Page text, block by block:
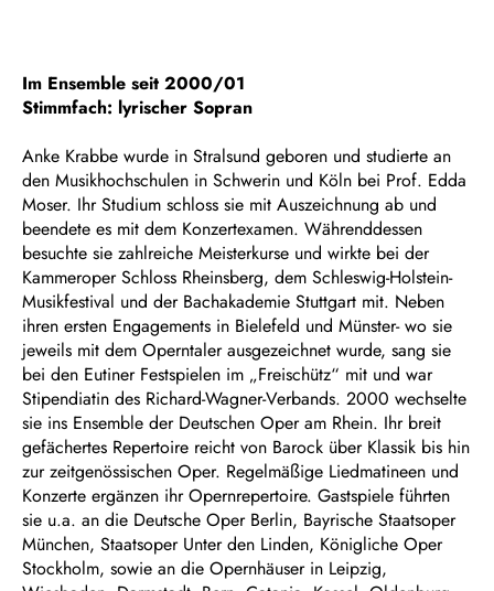
Im Ensemble seit 2000/01
Stimmfach: lyrischer Sopran
Anke Krabbe wurde in Stralsund geboren und studierte an
den Musikhochschulen in Schwerin und Köln bei Prof. Edda
Moser. Ihr Studium schloss sie mit Auszeichnung ab und
beendete es mit dem Konzertexamen. Währenddessen
besuchte sie zahlreiche Meisterkurse und wirkte bei der
Kammeroper Schloss Rheinsberg, dem Schleswig-Holstein-
Musikfestival und der Bachakademie Stuttgart mit. Neben
ihren ersten Engagements in Bielefeld und Münster- wo sie
jeweils mit dem Operntaler ausgezeichnet wurde, sang sie
bei den Eutiner Festspielen im „Freischütz“ mit und war
Stipendiatin des Richard-Wagner-Verbands. 2000 wechselte
sie ins Ensemble der Deutschen Oper am Rhein. Ihr breit
gefächertes Repertoire reicht von Barock über Klassik bis hin
zur zeitgenössischen Oper. Regelmäßige Liedmatineen und
Konzerte ergänzen ihr Opernrepertoire. Gastspiele führten
sie u.a. an die Deutsche Oper Berlin, Bayrische Staatsoper
München, Staatsoper Unter den Linden, Königliche Oper
Stockholm, sowie an die Opernhäuser in Leipzig,